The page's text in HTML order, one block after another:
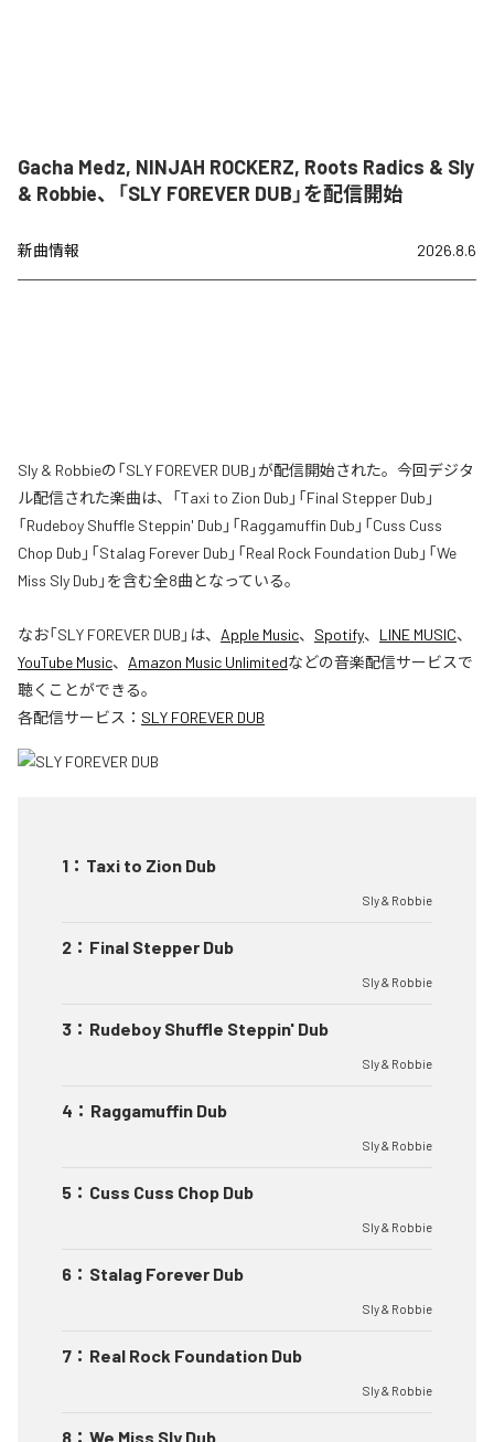
Gacha Medz, NINJAH ROCKERZ, Roots Radics & Sly
& Robbie、「SLY FOREVER DUB」を配信開始
新曲情報 2026.8.6
Sly & Robbieの「SLY FOREVER DUB」が配信開始された。今回デジタ
ル配信された楽曲は、「Taxi to Zion Dub」「Final Stepper Dub」
「Rudeboy Shuffle Steppin' Dub」「Raggamuffin Dub」「Cuss Cuss
Chop Dub」「Stalag Forever Dub」「Real Rock Foundation Dub」「We
Miss Sly Dub」を含む全8曲となっている。
なお「SLY FOREVER DUB 」は、 Apple Music、 Spotify、 LINE MUSIC、
YouTube Music、 Amazon Music Unlimitedなどの音楽配信サービスで
聴くことができる。
各配信サービス： SLY FOREVER DUB
1 ： Taxi to Zion Dub
Sly & Robbie
2 ： Final Stepper Dub
Sly & Robbie
3 ： Rudeboy Shuffle Steppin' Dub
Sly & Robbie
4 ： Raggamuffin Dub
Sly & Robbie
5 ： Cuss Cuss Chop Dub
Sly & Robbie
6 ： Stalag Forever Dub
Sly & Robbie
7 ： Real Rock Foundation Dub
Sly & Robbie
8 ： We Miss Sly Dub